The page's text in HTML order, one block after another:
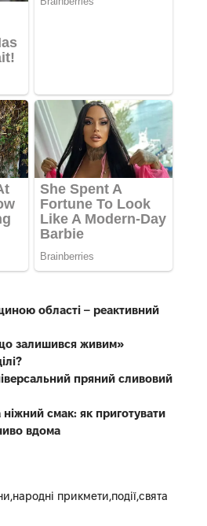
області – реактивний
залишився живим»
пряний сливовий
смак: як приготувати
вдома
народні прикмети подіїсвята